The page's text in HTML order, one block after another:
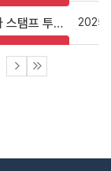
‘열하일기 친필초고본’ 뮤지엄×만나다 스탬프 투어 안내